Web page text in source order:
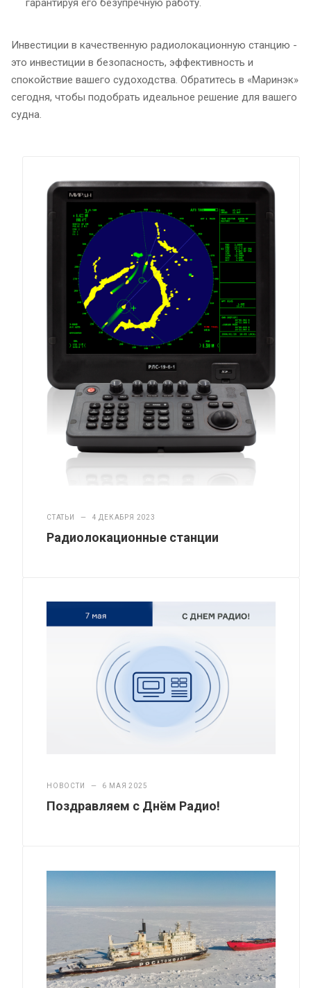
гарантируя его безупречную работу.
Инвестиции в качественную радиолокационную станцию -
это инвестиции в безопасность, эффективность и
спокойствие вашего судоходства. Обратитесь в «Маринэк»
сегодня, чтобы подобрать идеальное решение для вашего
судна.
СТАТЬИ — 4 ДЕКАБРЯ 2023
Радиолокационные станции
НОВОСТИ — 6 МАЯ 2025
Поздравляем с Днём Радио!